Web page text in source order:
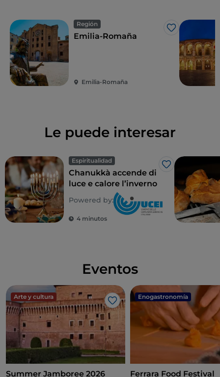
En resumen, las variedades de pasta son más de
300: en cada región italiana comer es siempre una
delicia y un descubrimiento. ¡Buen provecho!
Región
Me gusta
Emilia-Romaña
Emilia-Romaña
Le puede interesar
Espiritualidad
Me gusta
Chanukkà accende di
luce e calore l’inverno
Powered by:
4 minutos
Eventos
Arte y cultura
Me gusta
Summer Jamboree 2026
Enogastronomía
Ferrara Food Festival